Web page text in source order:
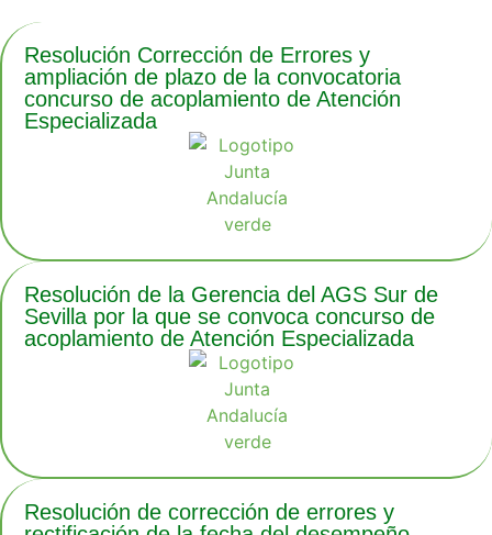
Resolución Corrección de Errores y
ampliación de plazo de la convocatoria
concurso de acoplamiento de Atención
Especializada
Resolución de la Gerencia del AGS Sur de
Sevilla por la que se convoca concurso de
acoplamiento de Atención Especializada
Resolución de corrección de errores y